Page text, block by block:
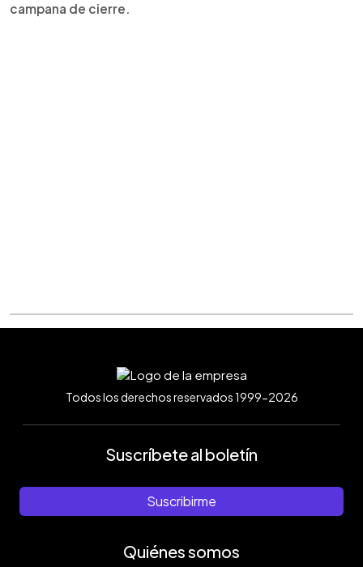
campana de cierre.
Todos los derechos reservados 1999-2026
Suscríbete al boletín
Suscribirme
Quiénes somos